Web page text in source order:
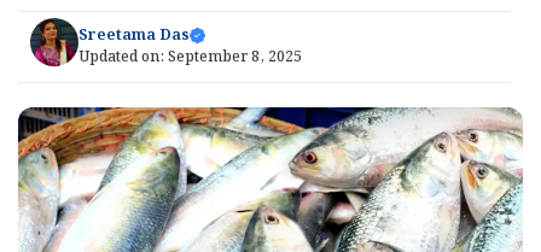
Sreetama Das
Updated on: September 8, 2025